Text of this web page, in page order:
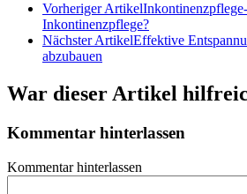
Vorheriger Artikel
Inkontinenzpflege?
Nächster ArtikelEffektive
abzubauen
War dieser Artikel
Kommentar hinterlassen
Kommentar hinterlassen